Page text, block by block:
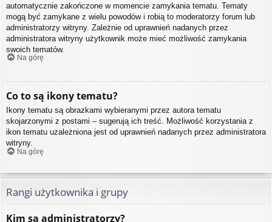
automatycznie zakończone w momencie zamykania tematu. Tematy
mogą być zamykane z wielu powodów i robią to moderatorzy forum lub
administratorzy witryny. Zależnie od uprawnień nadanych przez
administratora witryny użytkownik może mieć możliwość zamykania
swoich tematów.
Na górę
Co to są ikony tematu?
Ikony tematu są obrazkami wybieranymi przez autora tematu
skojarzonymi z postami – sugerują ich treść. Możliwość korzystania z
ikon tematu uzależniona jest od uprawnień nadanych przez administratora
witryny.
Na górę
Rangi użytkownika i grupy
Kim są administratorzy?